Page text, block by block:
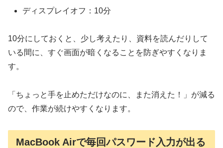
ディスプレイオフ：10分
10分にしておくと、少し考えたり、資料を読んだりして
いる間に、すぐ画面が暗くなることを防ぎやすくなりま
す。
「ちょっと手を止めただけなのに、また消えた！」が減る
ので、作業が続けやすくなります。
MacBook Airで毎回パスワード入力が出る